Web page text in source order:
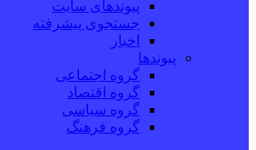
پیوندهای سایت
جستجوی پیشرفته
اخبار
پیوندها
گروه اجتماعی
گروه اقتصاد
گروه سیاسی
گروه فرهنگ